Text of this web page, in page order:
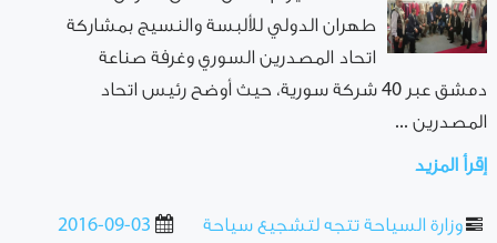
طهران الدولي للألبسة والنسيج بمشاركة
اتحاد المصدرين السوري وغرفة صناعة
دمشق عبر 40 شركة سورية، حيث أوضح رئيس اتحاد
المصدرين ...
إقرأ المزيد
2016-09-03
وزارة السياحة تتجه لتشجيع سياحة